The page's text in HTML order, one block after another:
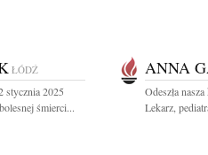
ŁÓDŹ
stycznia 2025
śmierci...
ANNA
Odeszła
Lekarz,